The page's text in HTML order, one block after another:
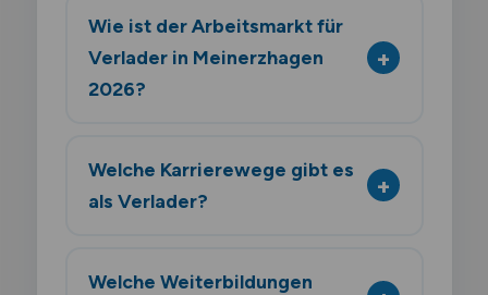
Wie ist der Arbeitsmarkt für
Verlader in Meinerzhagen
2026?
Welche Karrierewege gibt es
als Verlader?
Welche Weiterbildungen